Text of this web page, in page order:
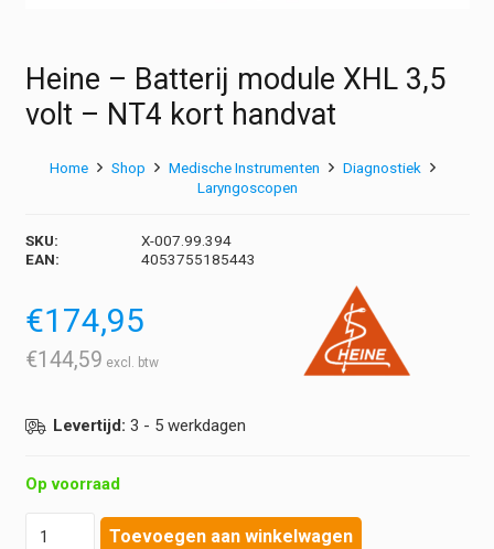
Heine – Batterij module XHL 3,5
volt – NT4 kort handvat
Home Shop Medische Instrumenten
Diagnostiek
Laryngoscopen
SKU:
X-007.99.394
EAN:
4053755185443
€174,95
€144,59
Levertijd: 3 - 5 werkdagen
Op voorraad
Toevoegen aan winkelwagen